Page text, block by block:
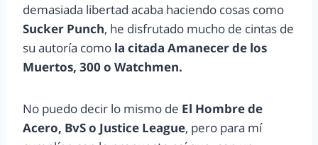
demasiada libertad acaba haciendo cosas como
Sucker Punch, he disfrutado mucho de cintas de
su autoría como la citada Amanecer de los
Muertos, 300 o Watchmen.
No puedo decir lo mismo de El Hombre de
Acero, BvS o Justice League, pero para mí